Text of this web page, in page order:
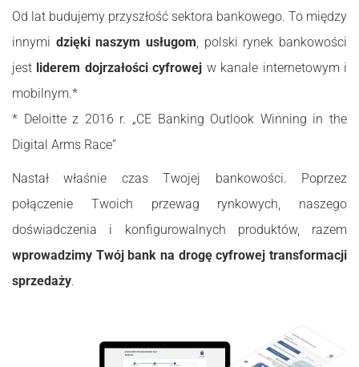
Od lat budujemy przyszłość sektora bankowego. To między
innymi dzięki naszym usługom, polski rynek bankowości
jest liderem dojrzałości cyfrowej w kanale internetowym i
mobilnym.*
* Deloitte z 2016 r. „CE Banking Outlook Winning in the
Digital Arms Race”
Nastał właśnie czas Twojej bankowości. Poprzez
połączenie Twoich przewag rynkowych, naszego
doświadczenia i konfigurowalnych produktów, razem
wprowadzimy Twój bank na drogę cyfrowej transformacji
sprzedaży.